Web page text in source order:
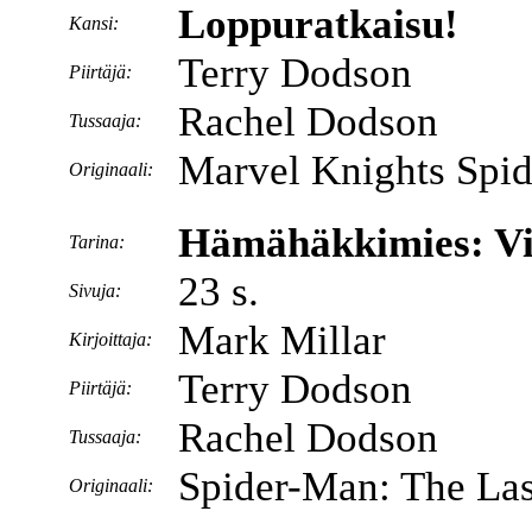
Kansi: Loppuratkaisu!
Piirtäjä: Terry Dodson
Tussaaja: Rachel Dodson
Originaali: Marvel Knights
Tarina: Hämähäkkimies:
Sivuja: 23 s.
Kirjoittaja: Mark Millar
Piirtäjä: Terry Dodson
Tussaaja: Rachel Dodson
Originaali:
Spider-Man: The